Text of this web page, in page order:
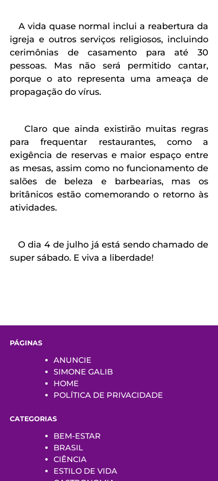
A vida quase normal inclui a reabertura da
igreja e outros serviços religiosos, incluindo
cerimônias de casamento para até 30
pessoas. Mas não será permitido cantar,
porque o ato representa uma ameaça de
propagação do vírus.
Claro que ainda existirão muitas regras
para frequentar restaurantes, como a
exigência de reservas e maior espaço entre
as mesas, assim como no funcionamento de
salões de beleza e barbearias, mas os
britânicos estão comemorando o retorno às
atividades.
O dia 4 de julho já está sendo chamado de
super sábado. E viva a liberdade!
PÁGINAS
ANUNCIE
SIMONE GALIB
HOME
POLÍTICA DE PRIVACIDADE
CATEGORIAS
BEM-ESTAR
BRASIL
CIÊNCIA
ESTILO DE VIDA